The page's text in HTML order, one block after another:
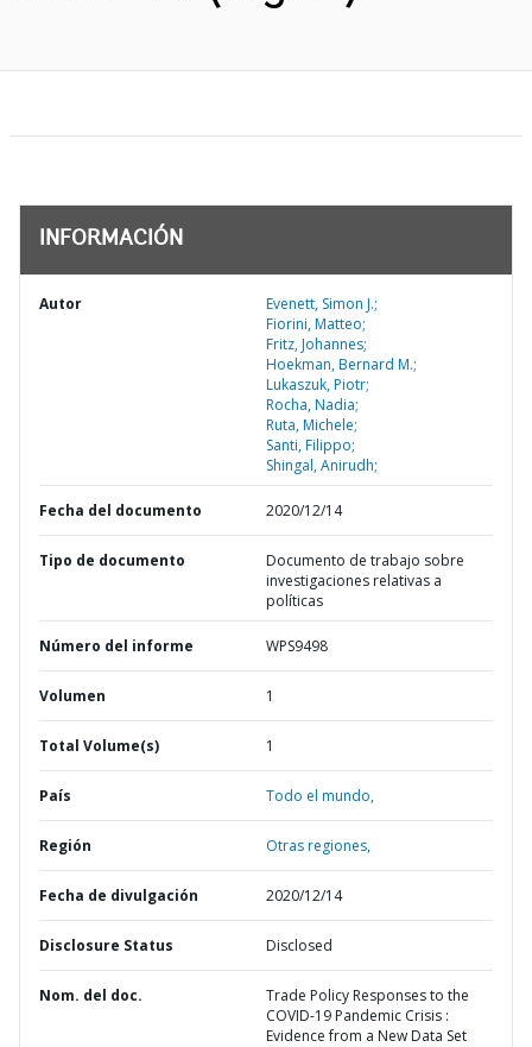
INFORMACIÓN
Autor
Evenett, Simon J.;
Fiorini, Matteo;
Fritz, Johannes;
Hoekman, Bernard M.;
Lukaszuk, Piotr;
Rocha, Nadia;
Ruta, Michele;
Santi, Filippo;
Shingal, Anirudh;
Fecha del documento 2020/12/14
Tipo de documento
Documento de trabajo sobre
investigaciones relativas a
políticas
Número del informe WPS9498
Volumen 1
Total Volume(s) 1
País Todo el mundo,
Región Otras regiones,
Fecha de divulgación 2020/12/14
Disclosure Status Disclosed
Nom. del doc.
Trade Policy Responses to the
COVID-19 Pandemic Crisis :
Evidence from a New Data Set